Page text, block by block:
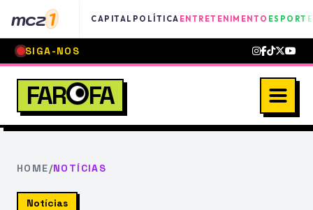
mcz1 CAPITAL POLÍTICA ENTRETENIMENTO
SIGA-NOS
FAR FA
HOME/NOTÍCIAS
Notícias